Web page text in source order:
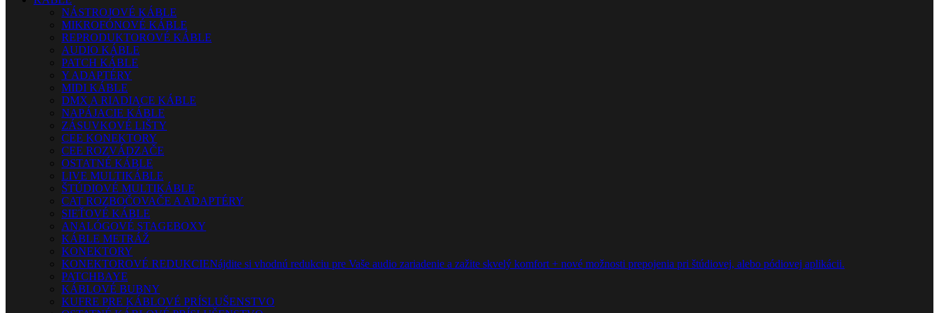
NÁSTROJOVÉ KÁBLE
MIKROFÓNOVÉ KÁBLE
REPRODUKTOROVÉ KÁBLE
AUDIO KÁBLE
PATCH KÁBLE
Y ADAPTÉRY
MIDI KÁBLE
DMX A RIADIACE KÁBLE
NAPÁJACIE KÁBLE
ZÁSUVKOVÉ LIŠTY
CEE KONEKTORY
CEE ROZVÁDZAČE
OSTATNÉ KÁBLE
LIVE MULTIKÁBLE
ŠTÚDIOVÉ MULTIKÁBLE
CAT ROZBOČOVAČE A ADAPTÉRY
SIEŤOVÉ KÁBLE
ANALÓGOVÉ STAGEBOXY
KÁBLE METRÁŽ
KONEKTORY
KONEKTOROVÉ REDUKCIENájdite si vhodnú redukciu pre Vaše audio zariadenie a zažite skvelý komfort + nové možnosti prepojenia pri štúdiovej, alebo pódiovej aplikácii.
PATCHBAYE
KÁBLOVÉ BUBNY
KUFRE PRE KÁBLOVÉ PRÍSLUŠENSTVO